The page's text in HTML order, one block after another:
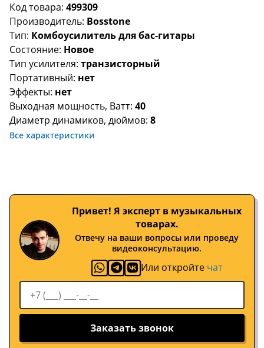
Код товара: 499309
Производитель: Bosstone
Тип: Комбоусилитель для бас-гитары
Состояние: Новое
Тип усилителя: транзисторный
Портативный: нет
Эффекты: нет
Выходная мощность, Ватт: 40
Диаметр динамиков, дюймов: 8
Все характеристики
Привет! Я эксперт в музыкальных
товарах.
Отвечу на ваши вопросы или проведу
видеоконсультацию.
Или откройте чат
Заказать звонок